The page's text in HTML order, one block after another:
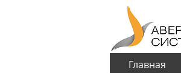
Главная